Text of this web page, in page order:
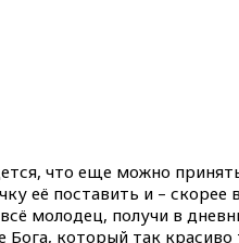
что еще можно
её поставить и – скорее
молодец, получи в
Бога, который так красиво